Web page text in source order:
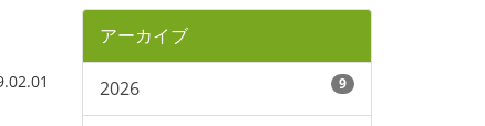
アーカイブ
2026 9